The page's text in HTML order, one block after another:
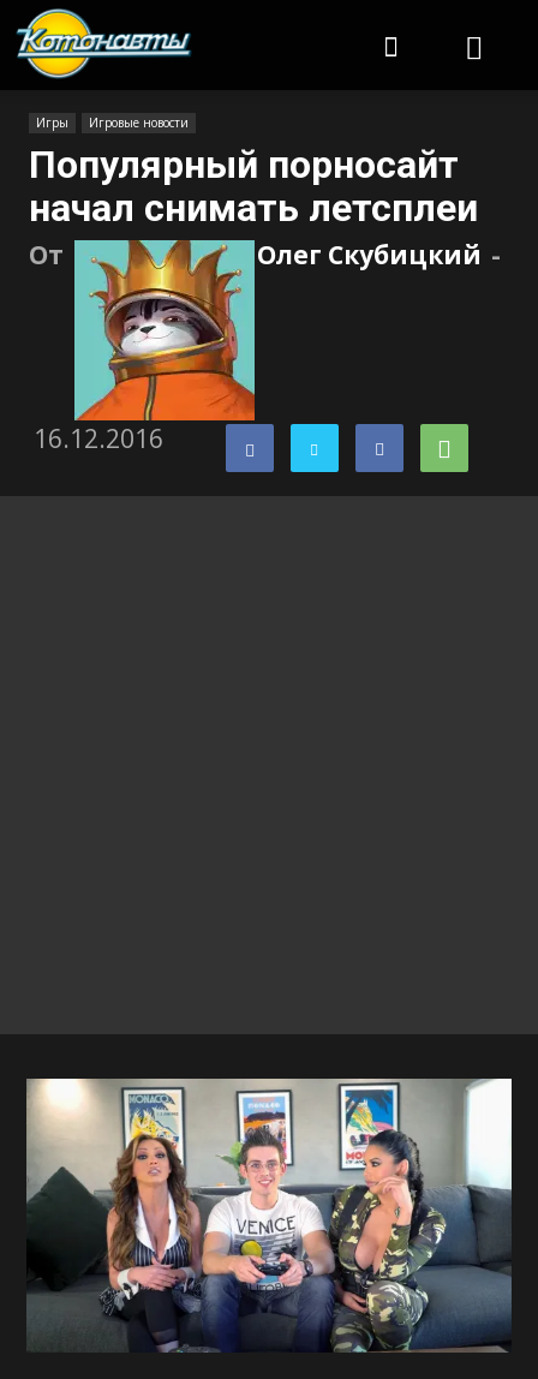
Игры Игровые новости
Популярный порносайт
начал снимать летсплеи
От Олег Скубицкий -
16.12.2016